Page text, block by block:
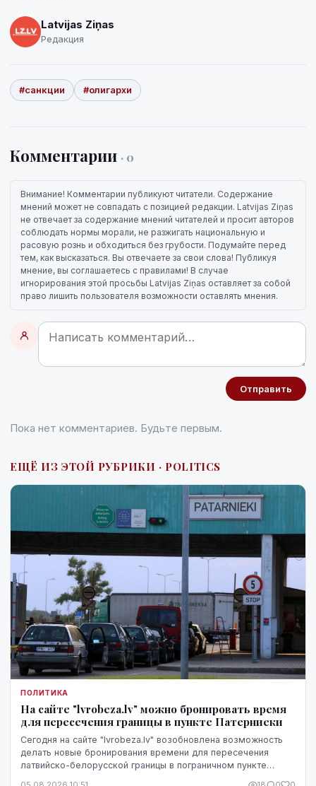
Latvijas Ziņas
Редакция
#санкции #олигархи
Комментарии · 0
Внимание! Комментарии публикуют читатели. Содержание
мнений может не совпадать с позицией редакции. Latvijas Ziņas
не отвечает за содержание мнений читателей и просит авторов
соблюдать нормы морали, не разжигать национальную и
расовую рознь и обходиться без грубости. Подумайте перед
тем, как высказаться. Вы отвечаете за свои слова! Публикуя
мнение, вы соглашаетесь с правилами! В случае
игнорирования этой просьбы Latvijas Ziņas оставляет за собой
право лишить пользователя возможности оставлять мнения.
Отправить
Пока нет комментариев. Будьте первым.
ЕЩЁ ИЗ ЭТОЙ РУБРИКИ · POLITICS
ПОЛИТИКА
На сайте "lvrobeza.lv" можно бронировать время
для пересечения границы в пункте Патерниеки
Сегодня на сайте "lvrobeza.lv" возобновлена возможность
делать новые бронирования времени для пересечения
латвийско-белорусской границы в пограничном пункте